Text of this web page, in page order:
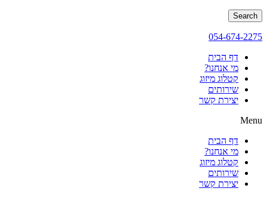
Search
054-674-2275
דף הבית
מי אנחנו?
קטלוג מיזוג
שירותים
יצירת קשר
Menu
דף הבית
מי אנחנו?
קטלוג מיזוג
שירותים
יצירת קשר